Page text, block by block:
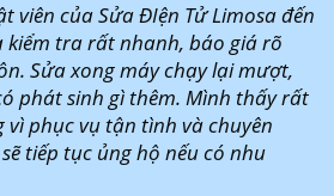
viên của Sửa ĐIện Tử Limosa đến
kiểm tra rất nhanh, báo giá rõ
Sửa xong máy chạy lại mượt,
phát sinh gì thêm. Mình thấy rất
vì phục vụ tận tình và chuyên
tiếp tục ủng hộ nếu có nhu